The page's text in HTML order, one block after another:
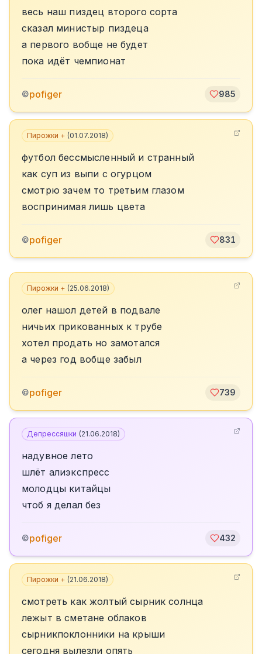
весь наш пиздец второго сорта
сказал министыр пиздеца
а первого вобще не будет
пока идёт чемпионат
©pofiger 985
Пирожки + (01.07.2018)
футбол бессмысленный и странный
как суп из выпи с огурцом
смотрю зачем то третьим глазом
воспринимая лишь цвета
©pofiger 831
Пирожки + (25.06.2018)
олег нашол детей в подвале
ничьих прикованных к трубе
хотел продать но замотался
а через год вобще забыл
©pofiger 739
Депрессяшки (21.06.2018)
надувное лето
шлёт алиэкспресс
молодцы китайцы
чтоб я делал без
©pofiger 432
Пирожки + (21.06.2018)
смотреть как жолтый сырник солнца
лежыт в сметане облаков
сырникпоклонники на крыши
сегодня вылезли опять